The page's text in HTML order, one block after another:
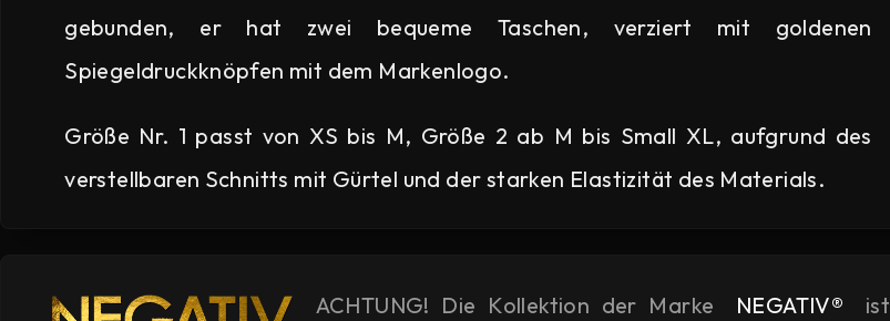
gebunden, er hat zwei bequeme Taschen, verziert mit goldenen
Spiegeldruckknöpfen mit dem Markenlogo.
Größe Nr. 1 passt von XS bis M, Größe 2 ab M bis Small XL, aufgrund des
verstellbaren Schnitts mit Gürtel und der starken Elastizität des Materials.
ACHTUNG! Die Kollektion der Marke NEGATIV®
ist